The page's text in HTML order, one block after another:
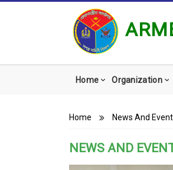
Main
Home Organization
Breadcrumb
Home News And
NEWS AND